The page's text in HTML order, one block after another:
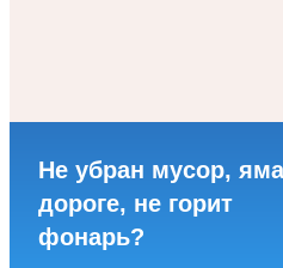
Не убран мусор,
дороге, не горит
фонарь?